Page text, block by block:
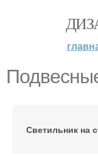
Светильник на